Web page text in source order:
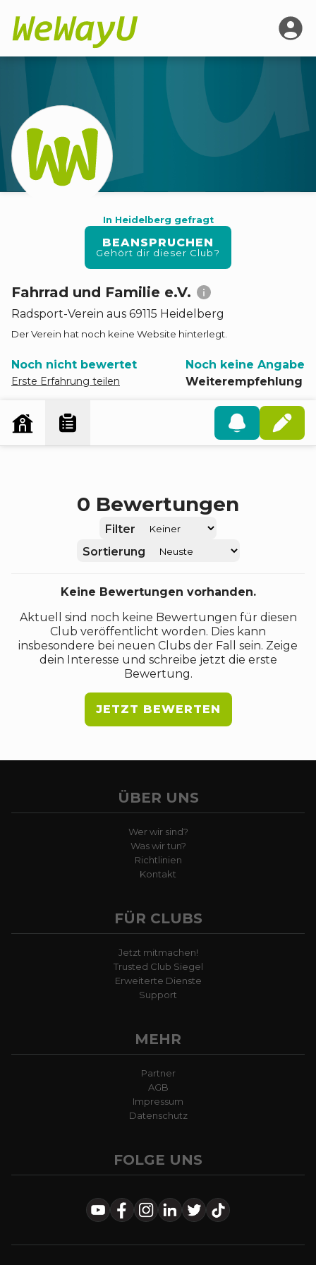
In Heidelberg gefragt
BEANSPRUCHEN
Gehört dir dieser Club?
Fahrrad und Familie e.V.
Radsport-Verein aus 69115 Heidelberg
Der Verein hat noch keine Website hinterlegt.
Noch nicht bewertet
Erste Erfahrung teilen
Noch keine Angabe
Weiterempfehlung
0 Bewertungen
Filter
Sortierung
Keine Bewertungen vorhanden.
Aktuell sind noch keine Bewertungen für diesen
Club veröffentlicht worden. Dies kann
insbesondere bei neuen Clubs der Fall sein. Zeige
dein Interesse und schreibe jetzt die erste
Bewertung.
JETZT BEWERTEN
ÜBER UNS
Wer wir sind?
Was wir tun?
Richtlinien
Kontakt
FÜR CLUBS
Jetzt mitmachen!
Trusted Club Siegel
Erweiterte Dienste
Support
MEHR
Partner
AGB
Impressum
Datenschutz
FOLGE UNS